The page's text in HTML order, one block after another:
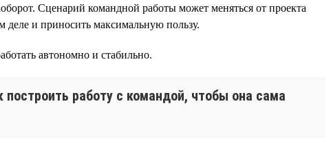
Сценарий командной работы может меняться от проекта
деле и приносить максимальную пользу.
автономно и стабильно.
работу с командой, чтобы она сама